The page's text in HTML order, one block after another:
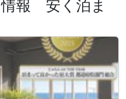
報 安く泊ま